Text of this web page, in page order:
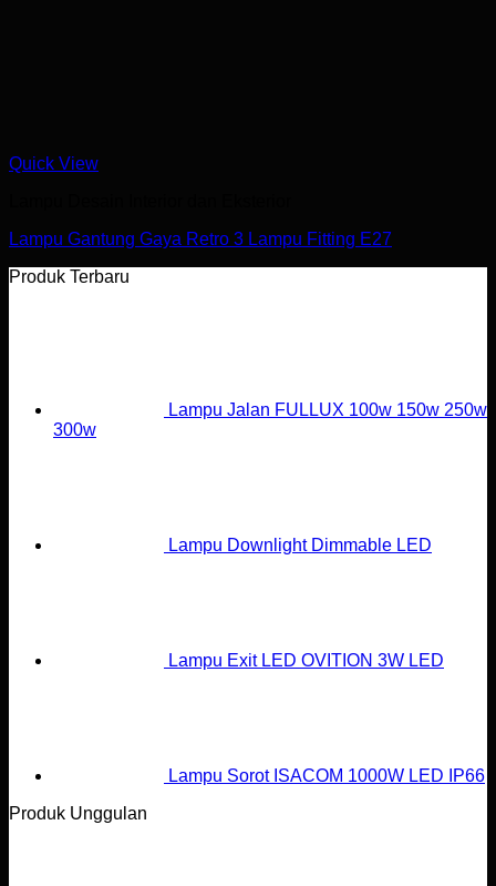
Quick View
Lampu Gantung Gaya Retro 3 Lampu Fitting E27
Produk Terbaru
Lampu Jalan FULLUX 100w 150w 250w
300w
Lampu Downlight Dimmable LED
Lampu Exit LED OVITION 3W LED
Lampu Sorot ISACOM 1000W LED IP66
Produk Unggulan